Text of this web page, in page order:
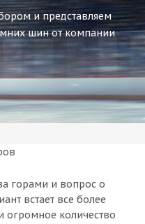
и представляем
шин от компании
горами и вопрос о
встает все более
огромное количество